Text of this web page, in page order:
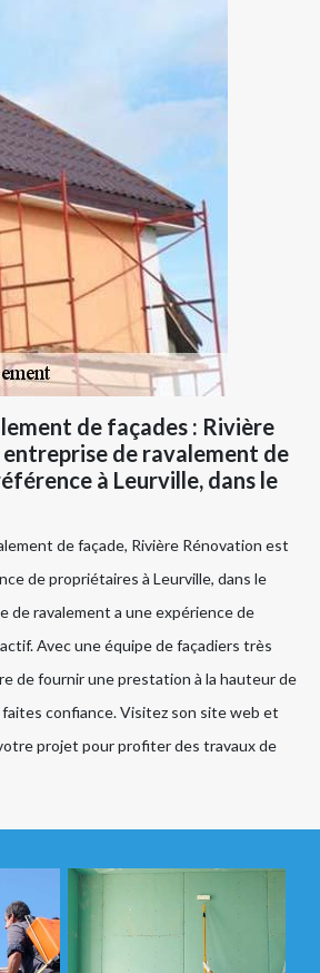
de façades : Rivière
de ravalement de
à Leurville, dans le
de façade, Rivière Rénovation est
de propriétaires à Leurville, dans le
de ravalement a une expérience de
Avec une équipe de façadiers très
de fournir une prestation à la hauteur de
confiance. Visitez son site web et
projet pour profiter des travaux de